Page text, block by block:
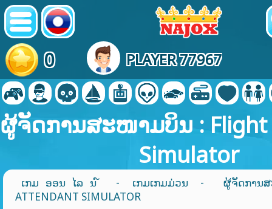
0 PLAYER 77967
ຜູ້ຈັດການສະໜາມບິນ : Flight
Simulator
ເກມ ອອນ ໄລ ນ ໌ - ເກມເກມມ່ວນ
- ຜູ້ຈັດການສ
ATTENDANT SIMULATOR